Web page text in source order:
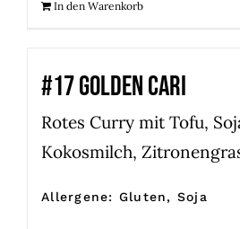
In den Warenkorb
#17 GOLDEN CARI
Rotes Curry mit Tofu,
Kokosmilch,
Allergene: Gluten, Soja